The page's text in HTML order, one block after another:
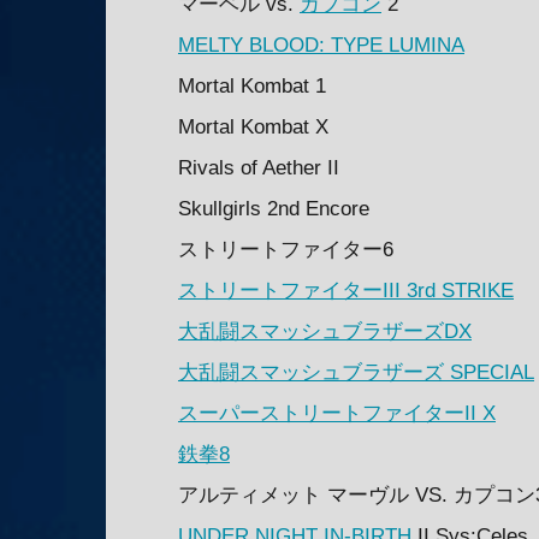
MELTY BLOOD: TYPE LUMINA
Mortal Kombat 1
Mortal Kombat X
Rivals of Aether II
Skullgirls 2nd Encore
ストリートファイター6
ストリートファイターIII 3rd STRIKE
大乱闘スマッシュブラザーズDX
大乱闘スマッシュブラザーズ SPECIAL
スーパーストリートファイターII X
鉄拳8
アルティメット マーヴル VS. カプコン